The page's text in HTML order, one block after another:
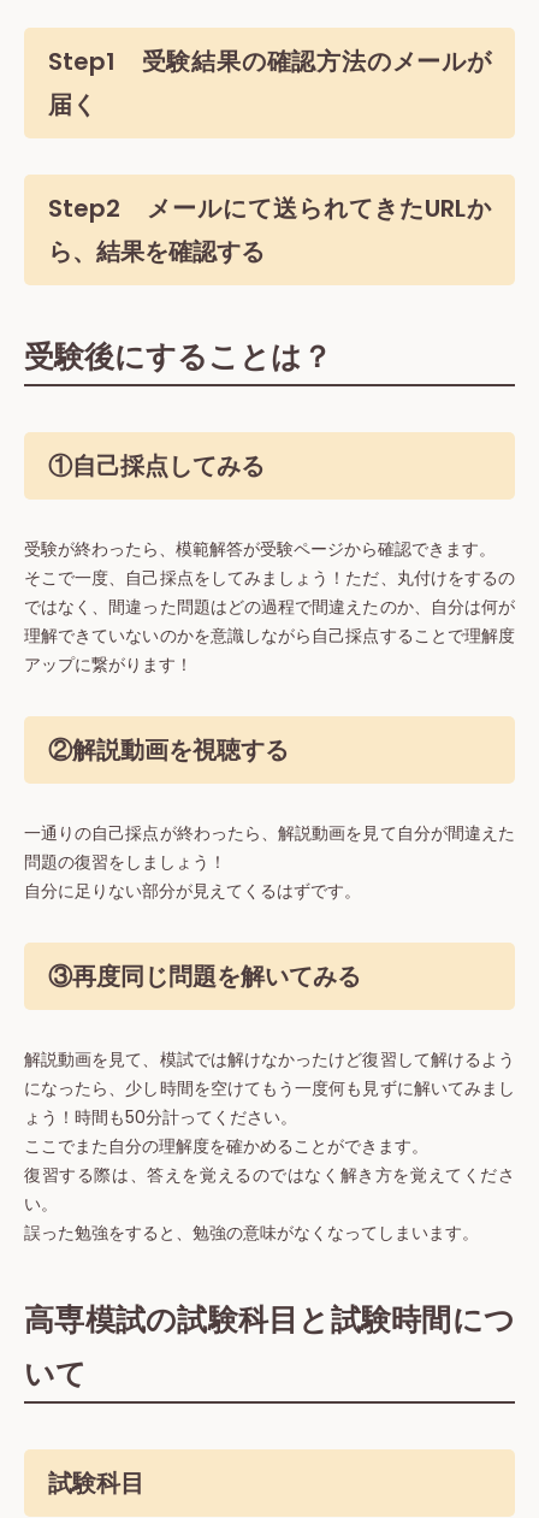
Step1 受験結果の確認方法のメールが
届く
Step2 メールにて送られてきたURLか
ら、結果を確認する
受験後にすることは？
①自己採点してみる
受験が終わったら、模範解答が受験ページから確認できます。
そこで一度、自己採点をしてみましょう！ただ、丸付けをするの
ではなく、間違った問題はどの過程で間違えたのか、自分は何が
理解できていないのかを意識しながら自己採点することで理解度
アップに繋がります！
②解説動画を視聴する
一通りの自己採点が終わったら、解説動画を見て自分が間違えた
問題の復習をしましょう！
自分に足りない部分が見えてくるはずです。
③再度同じ問題を解いてみる
解説動画を見て、模試では解けなかったけど復習して解けるよう
になったら、少し時間を空けてもう一度何も見ずに解いてみまし
ょう！時間も50分計ってください。
ここでまた自分の理解度を確かめることができます。
復習する際は、答えを覚えるのではなく解き方を覚えてくださ
い。
誤った勉強をすると、勉強の意味がなくなってしまいます。
高専模試の試験科目と試験時間につ
いて
試験科目